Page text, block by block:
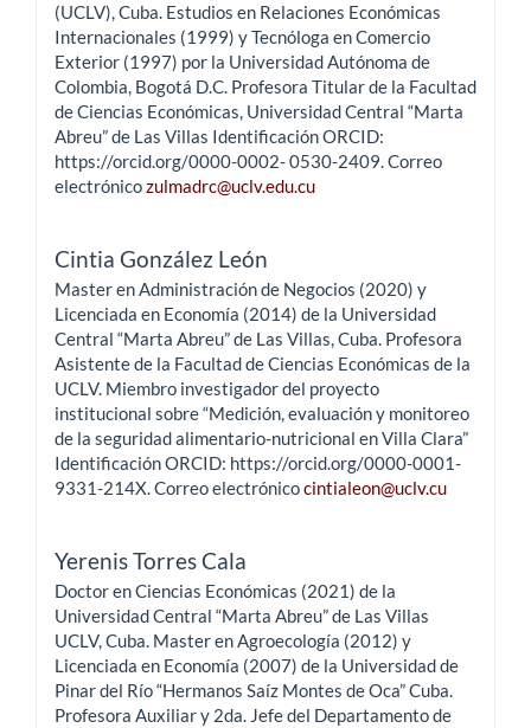
(UCLV), Cuba. Estudios en Relaciones Económicas
Internacionales (1999) y Tecnóloga en Comercio
Exterior (1997) por la Universidad Autónoma de
Colombia, Bogotá D.C. Profesora Titular de la Facultad
de Ciencias Económicas, Universidad Central “Marta
Abreu” de Las Villas Identificación ORCID:
https://orcid.org/0000-0002- 0530-2409. Correo
electrónicozulmadrc@uclv.edu.cu
Cintia González León
Master en Administración de Negocios (2020) y
Licenciada en Economía (2014) de la Universidad
Central “Marta Abreu” de Las Villas, Cuba. Profesora
Asistente de la Facultad de Ciencias Económicas de la
UCLV. Miembro investigador del proyecto
institucional sobre “Medición, evaluación y monitoreo
de la seguridad alimentario-nutricional en Villa Clara”
Identificación ORCID: https://orcid.org/0000-0001-
9331-214X. Correo electrónicocintialeon@uclv.cu
Yerenis Torres Cala
Doctor en Ciencias Económicas (2021) de la
Universidad Central “Marta Abreu” de Las Villas
UCLV, Cuba. Master en Agroecología (2012) y
Licenciada en Economía (2007) de la Universidad de
Pinar del Río “Hermanos Saíz Montes de Oca” Cuba.
Profesora Auxiliar y 2da. Jefe del Departamento de